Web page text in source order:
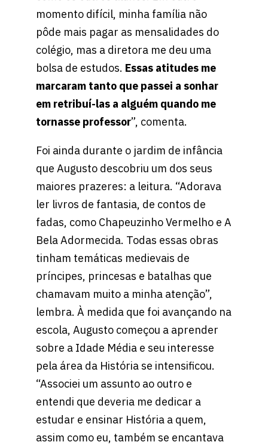
momento difícil, minha família não
pôde mais pagar as mensalidades do
colégio, mas a diretora me deu uma
bolsa de estudos. Essas atitudes me
marcaram tanto que passei a sonhar
em retribuí-las a alguém quando me
tornasse professor”, comenta.
Foi ainda durante o jardim de infância
que Augusto descobriu um dos seus
maiores prazeres: a leitura. “Adorava
ler livros de fantasia, de contos de
fadas, como Chapeuzinho Vermelho e A
Bela Adormecida. Todas essas obras
tinham temáticas medievais de
príncipes, princesas e batalhas que
chamavam muito a minha atenção”,
lembra. À medida que foi avançando na
escola, Augusto começou a aprender
sobre a Idade Média e seu interesse
pela área da História se intensificou.
“Associei um assunto ao outro e
entendi que deveria me dedicar a
estudar e ensinar História a quem,
assim como eu, também se encantava